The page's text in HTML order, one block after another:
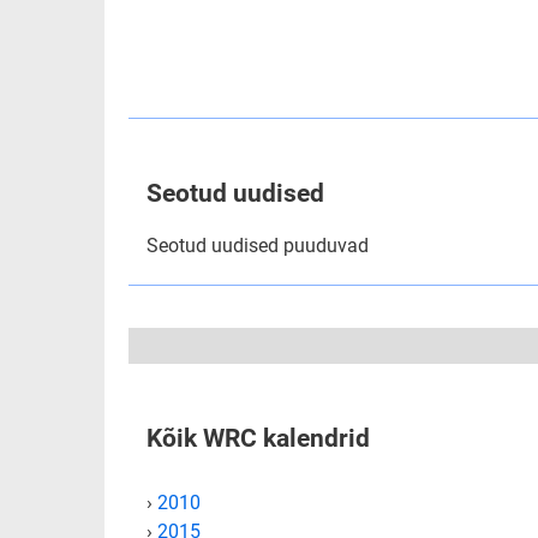
Seotud uudised
Seotud uudised puuduvad
Kõik WRC kalendrid
› 2010
› 2015